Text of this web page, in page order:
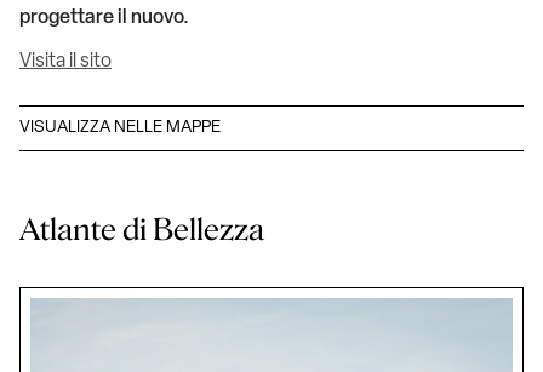
progettare il nuovo.
Visita il sito
VISUALIZZA NELLE MAPPE
Atlante di Bellezza